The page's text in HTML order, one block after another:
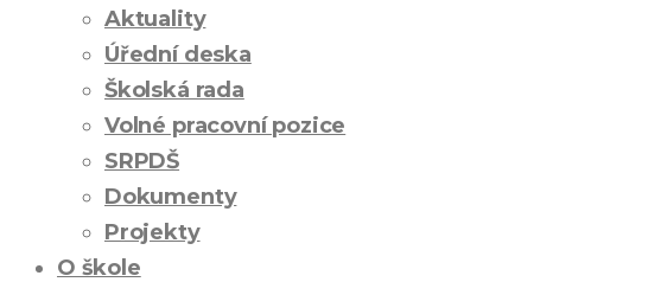
Aktuality
Úřední deska
Školská rada
Volné pracovní pozice
SRPDŠ
Dokumenty
Projekty
O škole